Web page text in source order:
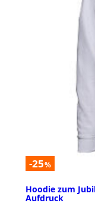
-25%
Hoodie zum
Aufdruck